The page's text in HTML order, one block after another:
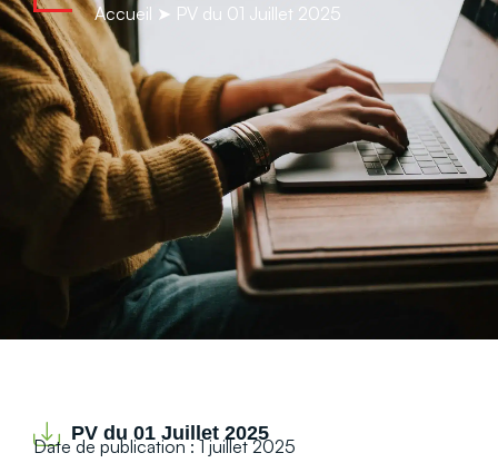
principal
Accueil ➤ PV du 01 Juillet 2025
PV du 01 Juillet 2025
Date de publication : 1 juillet 2025